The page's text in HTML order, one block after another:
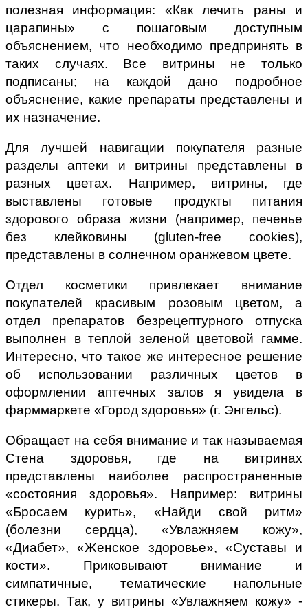
полезная информация: «Как лечить раны и
царапины» с пошаговым доступным
объяснением, что необходимо предпринять в
таких случаях. Все витрины не только
подписаны; на каждой дано подробное
объяснение, какие препараты представлены и
их назначение.
Для лучшей навигации покупателя разные
разделы аптеки и витрины представлены в
разных цветах. Например, витрины, где
выставлены готовые продукты питания
здорового образа жизни (например, печенье
без клейковины (gluten-free cookies),
представлены в солнечном оранжевом цвете.
Отдел косметики привлекает внимание
покупателей красивым розовым цветом, а
отдел препаратов безрецептурного отпуска
выполнен в теплой зеленой цветовой гамме.
Интересно, что такое же интересное решение
об использовании различных цветов в
оформлении аптечных залов я увидела в
фарммаркете «Город здоровья» (г. Энгельс).
Обращает на себя внимание и так называемая
Стена здоровья, где на витринах
представлены наиболее распространенные
«состояния здоровья». Например: витрины
«Бросаем курить», «Найди свой ритм»
(болезни сердца), «Увлажняем кожу»,
«Диабет», «Женское здоровье», «Суставы и
кости». Приковывают внимание и
симпатичные, тематические напольные
стикеры. Так, у витрины «Увлажняем кожу» -